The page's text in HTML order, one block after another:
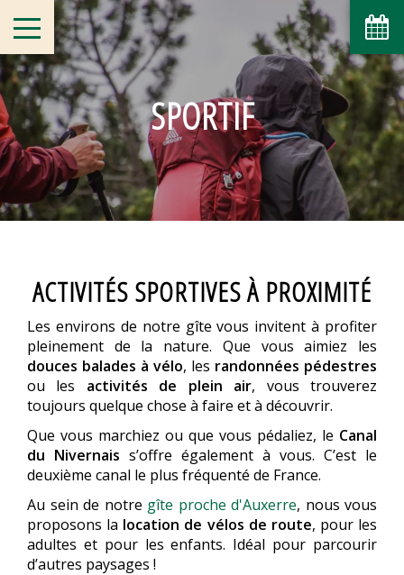
SPORTIF
ACTIVITÉS SPORTIVES À PROXIMITÉ
Les environs de notre gîte vous invitent à profiter
pleinement de la nature. Que vous aimiez les
douces balades à vélo, les randonnées pédestres
ou les activités de plein air, vous trouverez
toujours quelque chose à faire et à découvrir.
Que vous marchiez ou que vous pédaliez, le Canal
du Nivernais s’offre également à vous. C’est le
deuxième canal le plus fréquenté de France.
Au sein de notre gîte proche d'Auxerre, nous vous
proposons la location de vélos de route, pour les
adultes et pour les enfants. Idéal pour parcourir
d’autres paysages !
août
lun mar mer jeu ven dim
-
2
-
3
-
4
-
5
-
6 7 8
-
9
-
10
-
11 12
-
13 14
-
15
-
16
-
-
18
-
19 20
-
22
-
23
-
A partir de
-
Site Officiel
Meilleur tarif garanti